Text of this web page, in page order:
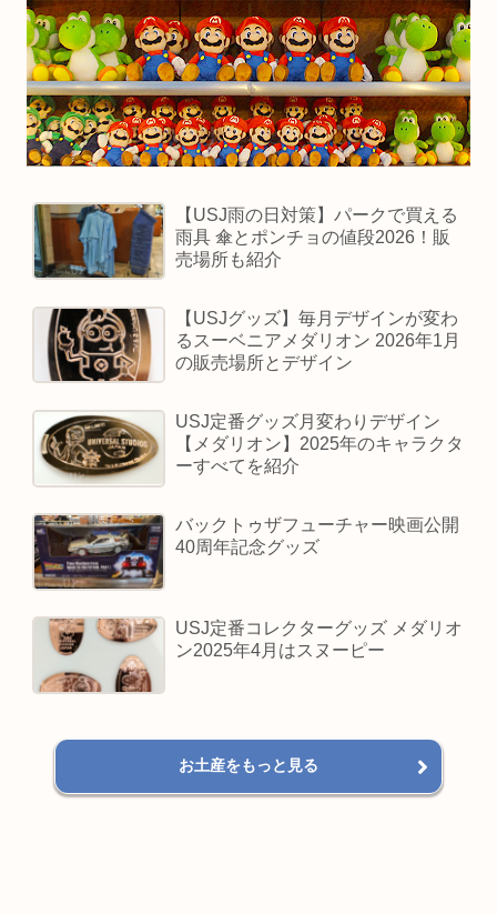
【USJ雨の日対策】パークで買える
雨具 傘とポンチョの値段2026！販
売場所も紹介
【USJグッズ】毎月デザインが変わ
るスーベニアメダリオン 2026年1月
の販売場所とデザイン
USJ定番グッズ月変わりデザイン
【メダリオン】2025年のキャラクタ
ーすべてを紹介
バックトゥザフューチャー映画公開
40周年記念グッズ
USJ定番コレクターグッズ メダリオ
ン2025年4月はスヌーピー
お土産をもっと見る